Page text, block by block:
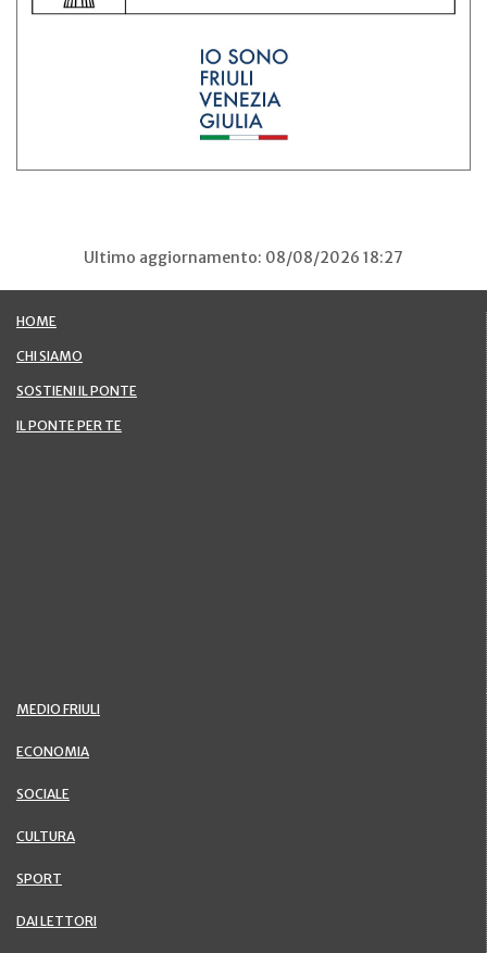
Ultimo aggiornamento: 08/08/2026 18:27
HOME
CHI SIAMO
SOSTIENI IL PONTE
IL PONTE PER TE
MEDIO FRIULI
ECONOMIA
SOCIALE
CULTURA
SPORT
DAI LETTORI